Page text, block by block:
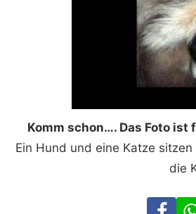
Komm schon…. Das Foto ist
Ein Hund und eine Katze
die